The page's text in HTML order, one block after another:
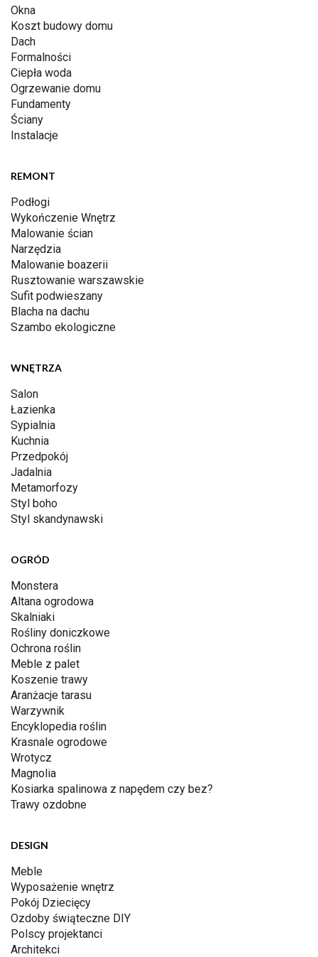
Okna
Koszt budowy domu
Dach
Formalności
Ciepła woda
Ogrzewanie domu
Fundamenty
Ściany
Instalacje
REMONT
Podłogi
Wykończenie Wnętrz
Malowanie ścian
Narzędzia
Malowanie boazerii
Rusztowanie warszawskie
Sufit podwieszany
Blacha na dachu
Szambo ekologiczne
WNĘTRZA
Salon
Łazienka
Sypialnia
Kuchnia
Przedpokój
Jadalnia
Metamorfozy
Styl boho
Styl skandynawski
OGRÓD
Monstera
Altana ogrodowa
Skalniaki
Rośliny doniczkowe
Ochrona roślin
Meble z palet
Koszenie trawy
Aranżacje tarasu
Warzywnik
Encyklopedia roślin
Krasnale ogrodowe
Wrotycz
Magnolia
Kosiarka spalinowa z napędem czy bez?
Trawy ozdobne
DESIGN
Meble
Wyposażenie wnętrz
Pokój Dziecięcy
Ozdoby świąteczne DIY
Polscy projektanci
Architekci